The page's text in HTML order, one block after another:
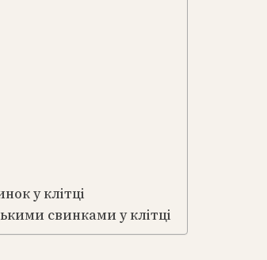
у клітці
свинками у клітці